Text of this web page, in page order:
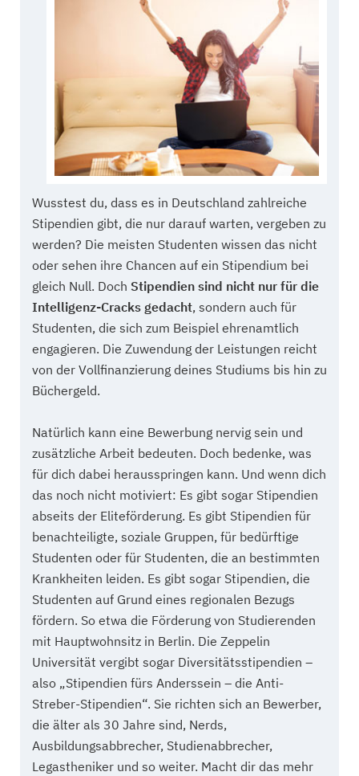
Wusstest du, dass es in Deutschland zahlreiche
Stipendien gibt, die nur darauf warten, vergeben zu
werden? Die meisten Studenten wissen das nicht
oder sehen ihre Chancen auf ein Stipendium bei
gleich Null. Doch Stipendien sind nicht nur für die
Intelligenz-Cracks gedacht, sondern auch für
Studenten, die sich zum Beispiel ehrenamtlich
engagieren. Die Zuwendung der Leistungen reicht
von der Vollfinanzierung deines Studiums bis hin zu
Büchergeld.
Natürlich kann eine Bewerbung nervig sein und
zusätzliche Arbeit bedeuten. Doch bedenke, was
für dich dabei herausspringen kann. Und wenn dich
das noch nicht motiviert: Es gibt sogar Stipendien
abseits der Eliteförderung. Es gibt Stipendien für
benachteiligte, soziale Gruppen, für bedürftige
Studenten oder für Studenten, die an bestimmten
Krankheiten leiden. Es gibt sogar Stipendien, die
Studenten auf Grund eines regionalen Bezugs
fördern. So etwa die Förderung von Studierenden
mit Hauptwohnsitz in Berlin. Die Zeppelin
Universität vergibt sogar Diversitätsstipendien –
also „Stipendien fürs Anderssein – die Anti-
Streber-Stipendien“. Sie richten sich an Bewerber,
die älter als 30 Jahre sind, Nerds,
Ausbildungsabbrecher, Studienabbrecher,
Legastheniker und so weiter. Macht dir das mehr